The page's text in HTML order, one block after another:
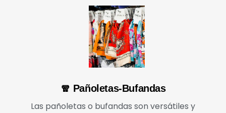
🧣 Pañoletas-Bufandas
Las pañoletas o bufandas son versátiles y